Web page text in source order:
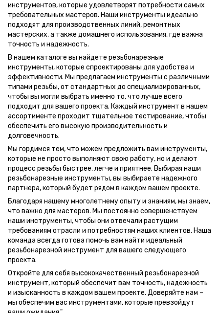
инструментов, которые удовлетворят потребности самых
требовательных мастеров. Наши инструменты идеально
подходят для производственных линий, ремонтных
мастерских, а также домашнего использования, где важна
точность и надежность.
В нашем каталоге вы найдете резьбонарезные
инструменты, которые спроектированы для удобства и
эффективности. Мы предлагаем инструменты с различными
типами резьбы, от стандартных до специализированных,
чтобы вы могли выбрать именно то, что лучше всего
подходит для вашего проекта. Каждый инструмент в нашем
ассортименте проходит тщательное тестирование, чтобы
обеспечить его высокую производительность и
долговечность.
Мы гордимся тем, что можем предложить вам инструменты,
которые не просто выполняют свою работу, но и делают
процесс резьбы быстрее, легче и приятнее. Выбирая наши
резьбонарезные инструменты, вы выбираете надежного
партнера, который будет рядом в каждом вашем проекте.
Благодаря нашему многолетнему опыту и знаниям, мы знаем,
что важно для мастеров. Мы постоянно совершенствуем
наши инструменты, чтобы они отвечали растущим
требованиям отрасли и потребностям наших клиентов. Наша
команда всегда готова помочь вам найти идеальный
резьбонарезной инструмент для вашего следующего
проекта.
Откройте для себя высококачественный резьбонарезной
инструмент, который обеспечит вам точность, надежность
и изысканность в каждом вашем проекте. Доверяйте нам –
мы обеспечим вас инструментами, которые превзойдут